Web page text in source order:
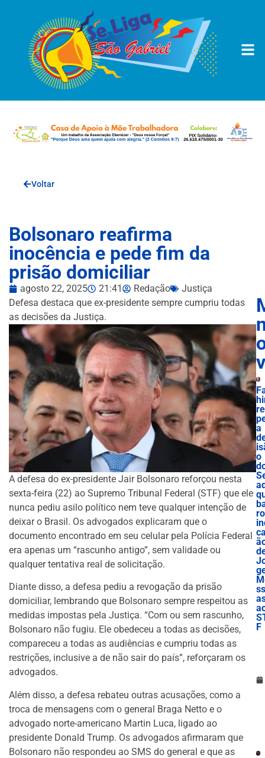
Voltar
Bolsonaro reafirma
inocência e pede fim da
prisão domiciliar
agosto 22, 2025 21:41 Redação
Justiça
Defesa destaca que ex-presidente sempre cumpriu todas
as decisões da Justiça.
A defesa do ex-presidente Jair Bolsonaro reforçou nesta
sexta-feira (22) ao Supremo Tribunal Federal (STF) que ele
nunca pediu asilo político nem teve qualquer intenção de
deixar o Brasil. Os advogados explicaram que o
documento encontrado em seu celular pela Polícia Federal
era apenas um “rascunho antigo”, sem validade ou
qualquer tentativa real de solicitação.
Diante disso, a defesa pediu a revogação da prisão
domiciliar, lembrando que Bolsonaro sempre respeitou as
medidas impostas pela Justiça. “Com ou sem rascunho,
Bolsonaro não fugiu. Ele obedeceu a todas as decisões,
compareceu a todas as audiências e cumpriu todas as
restrições, inclusive a de não sair do país”, reforçaram os
advogados.
Além disso, a defesa rebateu outras acusações, como a
troca de mensagens com o general Braga Netto e o
advogado norte-americano Martin Luca, ligado ao
presidente Donald Trump. Os advogados afirmaram que
Bolsonaro não respondeu ao SMS do general e que as
a
o
F